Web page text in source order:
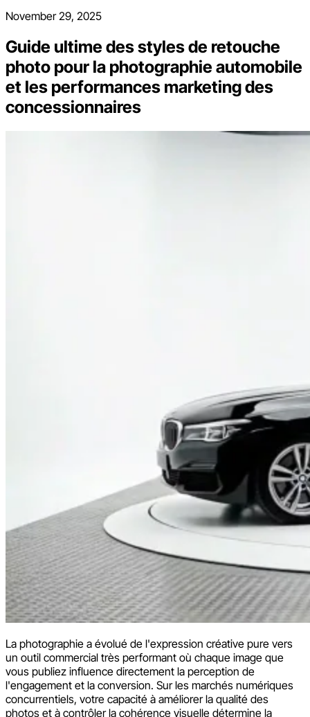
November 29, 2025
Guide ultime des styles de retouche
photo pour la photographie automobile
et les performances marketing des
concessionnaires
La photographie a évolué de l'expression créative pure vers
un outil commercial très performant où chaque image que
vous publiez influence directement la perception de
l'engagement et la conversion. Sur les marchés numériques
concurrentiels, votre capacité à améliorer la qualité des
photos et à contrôler la cohérence visuelle détermine la